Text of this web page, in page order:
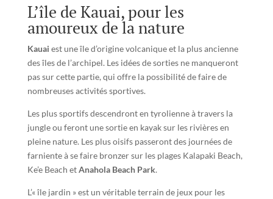
L’île de Kauai, pour les
amoureux de la nature
Kauai est une île d’origine volcanique et la plus ancienne
des îles de l’archipel. Les idées de sorties ne manqueront
pas sur cette partie, qui offre la possibilité de faire de
nombreuses activités sportives.
Les plus sportifs descendront en tyrolienne à travers la
jungle ou feront une sortie en kayak sur les rivières en
pleine nature. Les plus oisifs passeront des journées de
farniente à se faire bronzer sur les plages Kalapaki Beach,
Ke’e Beach etAnahola Beach Park.
L’« île jardin » est un véritable terrain de jeux pour les